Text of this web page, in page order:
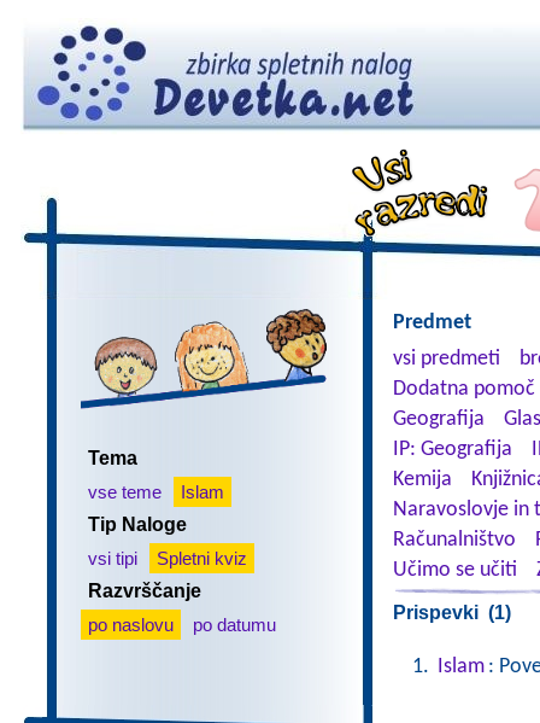
Tema
vse teme
Islam
Tip Naloge
vsi tipi
Spletni kviz
Razvrščanje
po naslovu
po datumu
Predmet
vsi predmeti
Dodatna
Geografija
IP: Geografija
Kemija
Naravoslovje in
Računalništvo
Učimo se učiti
Prispevki (1)
Islam :